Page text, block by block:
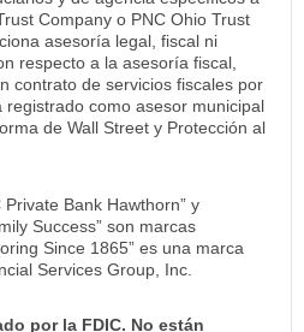
Company o PNC Ohio Trust
asesoría legal, fiscal ni
respecto a la asesoría fiscal,
contrato de servicios fiscales por
registrado como asesor municipal
de Wall Street y Protección al
Private Bank Hawthorn” y
Success” son marcas
Since 1865” es una marca
Services Group, Inc.
por la FDIC. No están